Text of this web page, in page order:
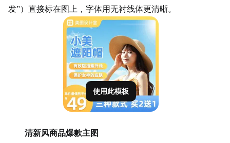
发”）直接标在图上，字体用无衬线体更清晰。
使用此模板
清新风商品爆款主图